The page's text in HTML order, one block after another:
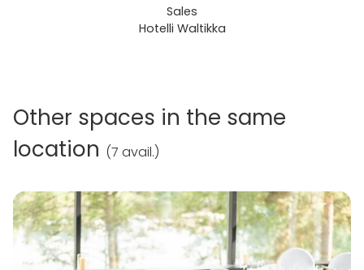
Sales
Hotelli Waltikka
Other spaces in the same
location (7 avail.)